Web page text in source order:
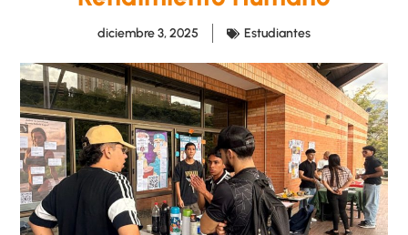
diciembre 3, 2025 Estudiantes